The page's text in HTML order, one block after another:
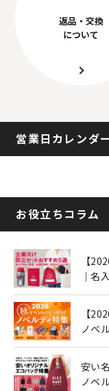
返品・交換
について
営業日カレンダー
お役立ちコラム
【
｜名
【
ノベ
安い
ノベ